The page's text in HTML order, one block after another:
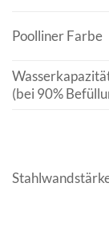
Poolliner Farbe
(bei 90%